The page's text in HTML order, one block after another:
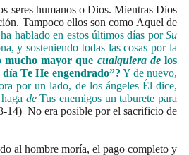
seres humanos o Dios. Mientras Dios
Tampoco ellos son como Aquel de
hablado en estos últimos días porSu
y sosteniendo todas las cosas por la
mucho mayor que cualquiera delos
día Te He engendrado”? Y de nuevo,
por un lado, de los ángeles Él dice,
deTus enemigos un taburete para
14) No era posible por el sacrificio de
al hombre moría, el pago completo y